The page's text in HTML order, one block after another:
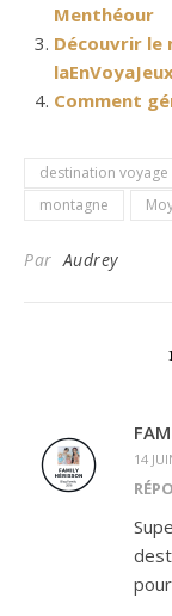
Menthéour
Découvrir le
Comment
destination voyage
montagne
Par Audrey
14